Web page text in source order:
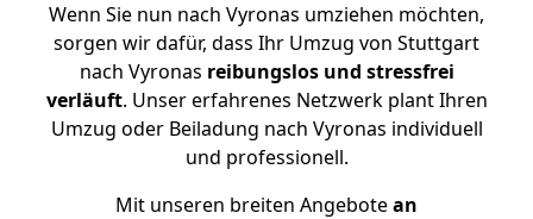
Wenn Sie nun nach Vyronas umziehen möchten,
sorgen wir dafür, dass Ihr Umzug von Stuttgart
nach Vyronas reibungslos und stressfrei
verläuft. Unser erfahrenes Netzwerk plant Ihren
Umzug oder Beiladung nach Vyronas individuell
und professionell.
Mit unseren breiten Angebotean